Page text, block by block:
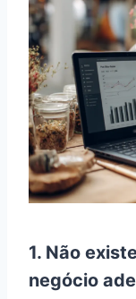
1. Não
negócio